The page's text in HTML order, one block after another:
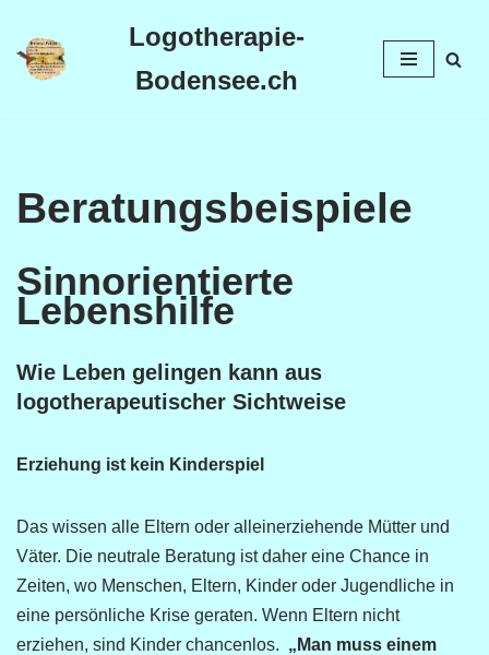
Zum
Logotherapie-
Bodensee.ch
Beratungsbeispiele
Sinnorientierte
Lebenshilfe
Wie Leben gelingen kann aus
logotherapeutischer Sichtweise
Erziehung ist kein Kinderspiel
Das wissen alle Eltern oder alleinerziehende Mütter und
Väter. Die neutrale Beratung ist daher eine Chance in
Zeiten, wo Menschen, Eltern, Kinder oder Jugendliche in
eine persönliche Krise geraten. Wenn Eltern nicht
erziehen, sind Kinder chancenlos. „Man muss einem